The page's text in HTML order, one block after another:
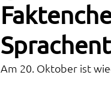
Am 20. Oktober ist